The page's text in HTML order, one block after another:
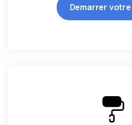
Demarrer